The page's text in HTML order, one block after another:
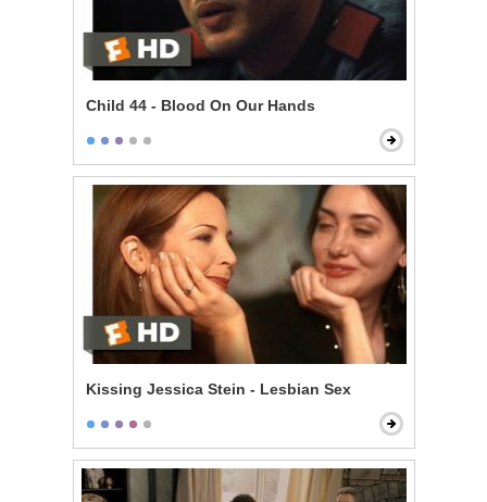
Child 44 - Blood On Our Hands
Kissing Jessica Stein - Lesbian Sex